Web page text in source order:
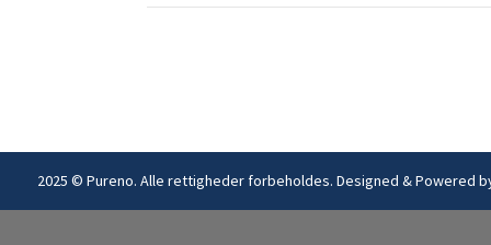
2025 © Pureno. Alle rettigheder forbeholdes. Designed & Powered